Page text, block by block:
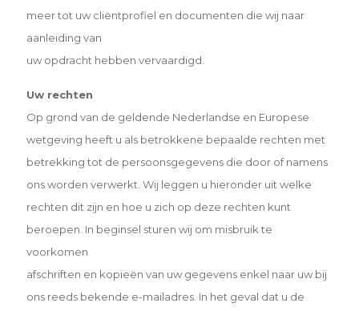
meer tot uw cliëntprofiel en documenten die wij naar
aanleiding van
uw opdracht hebben vervaardigd.
Uw rechten
Op grond van de geldende Nederlandse en Europese
wetgeving heeft u als betrokkene bepaalde rechten met
betrekking tot de persoonsgegevens die door of namens
ons worden verwerkt. Wij leggen u hieronder uit welke
rechten dit zijn en hoe u zich op deze rechten kunt
beroepen. In beginsel sturen wij om misbruik te
voorkomen
afschriften en kopieën van uw gegevens enkel naar uw bij
ons reeds bekende e-mailadres. In het geval dat u de